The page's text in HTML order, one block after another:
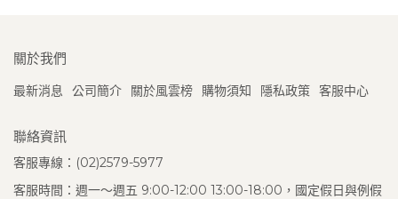
關於我們
最新消息 公司簡介 關於風雲榜 購物須知 隱私政策 客服中心
聯絡資訊
客服專線：(02)2579-5977
客服時間：週一～週五 9:00-12:00 13:00-18:00，國定假日與例假